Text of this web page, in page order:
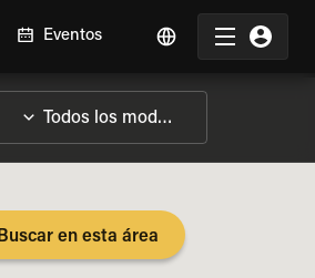
Eventos
Buscar en esta área